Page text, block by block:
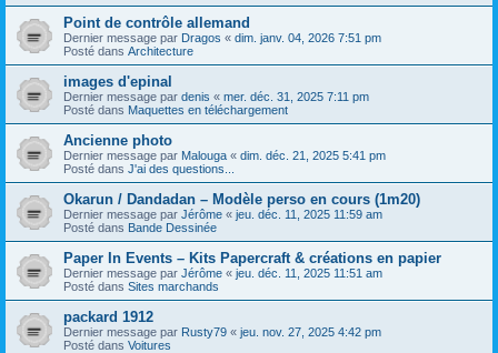
Point de contrôle allemand
Dernier message par Dragos « dim. janv. 04, 2026 7:51 pm
Posté dans Architecture
images d'epinal
Dernier message par denis « mer. déc. 31, 2025 7:11 pm
Posté dans Maquettes en téléchargement
Ancienne photo
Dernier message par Malouga « dim. déc. 21, 2025 5:41 pm
Posté dans J'ai des questions...
Okarun / Dandadan – Modèle perso en cours (1m20)
Dernier message par Jérôme « jeu. déc. 11, 2025 11:59 am
Posté dans Bande Dessinée
Paper In Events – Kits Papercraft & créations en papier
Dernier message par Jérôme « jeu. déc. 11, 2025 11:51 am
Posté dans Sites marchands
packard 1912
Dernier message par Rusty79 « jeu. nov. 27, 2025 4:42 pm
Posté dans Voitures